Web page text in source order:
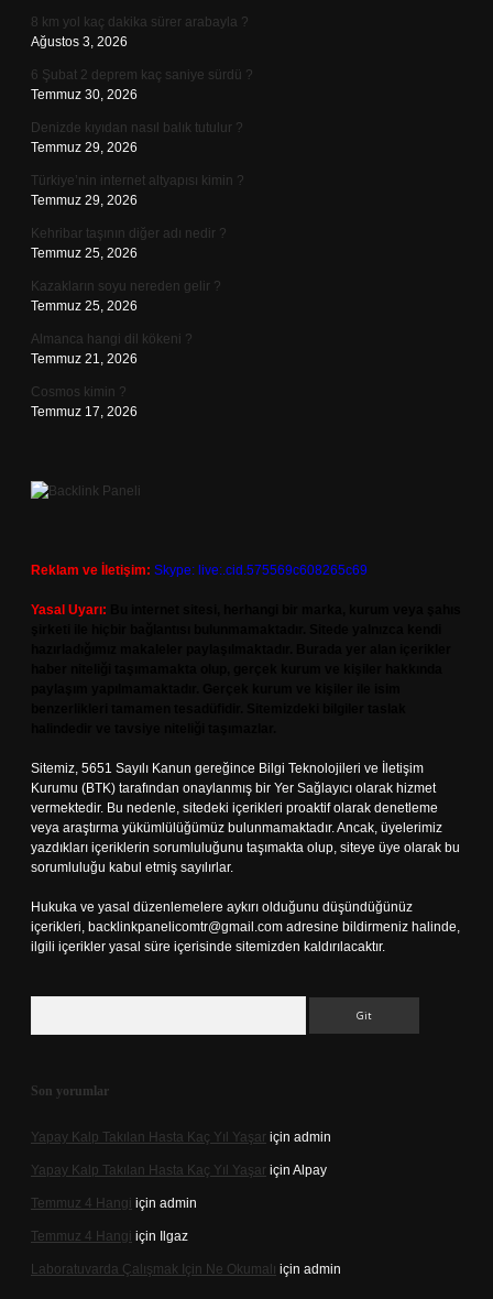
8 km yol kaç dakika sürer arabayla ?
Ağustos 3, 2026
6 Şubat 2 deprem kaç saniye sürdü ?
Temmuz 30, 2026
Denizde kıyıdan nasıl balık tutulur ?
Temmuz 29, 2026
Türkiye’nin internet altyapısı kimin ?
Temmuz 29, 2026
Kehribar taşının diğer adı nedir ?
Temmuz 25, 2026
Kazakların soyu nereden gelir ?
Temmuz 25, 2026
Almanca hangi dil kökeni ?
Temmuz 21, 2026
Cosmos kimin ?
Temmuz 17, 2026
Reklam ve İletişim: Skype: live:.cid.575569c608265c69
Yasal Uyarı:
Sitemiz, 5651 Sayılı Kanun gereğince Bilgi Teknolojileri ve İletişim
Kurumu (BTK) tarafından onaylanmış bir Yer Sağlayıcı olarak hizmet
vermektedir. Bu nedenle, sitedeki içerikleri proaktif olarak denetleme
veya araştırma yükümlülüğümüz bulunmamaktadır. Ancak, üyelerimiz
yazdıkları içeriklerin sorumluluğunu taşımakta olup, siteye üye olarak bu
sorumluluğu kabul etmiş sayılırlar.
Hukuka ve yasal düzenlemelere aykırı olduğunu düşündüğünüz
içerikleri, backlinkpanelicomtr@gmail.com adresine bildirmeniz halinde,
ilgili içerikler yasal süre içerisinde sitemizden kaldırılacaktır.
Son yorumlar
Yapay Kalp Takılan Hasta Kaç Yıl Yaşar için admin
Yapay Kalp Takılan Hasta Kaç Yıl Yaşar için Alpay
Temmuz 4 Hangi için admin
Temmuz 4 Hangi için Ilgaz
Laboratuvarda Çalışmak Için Ne Okumalı için admin